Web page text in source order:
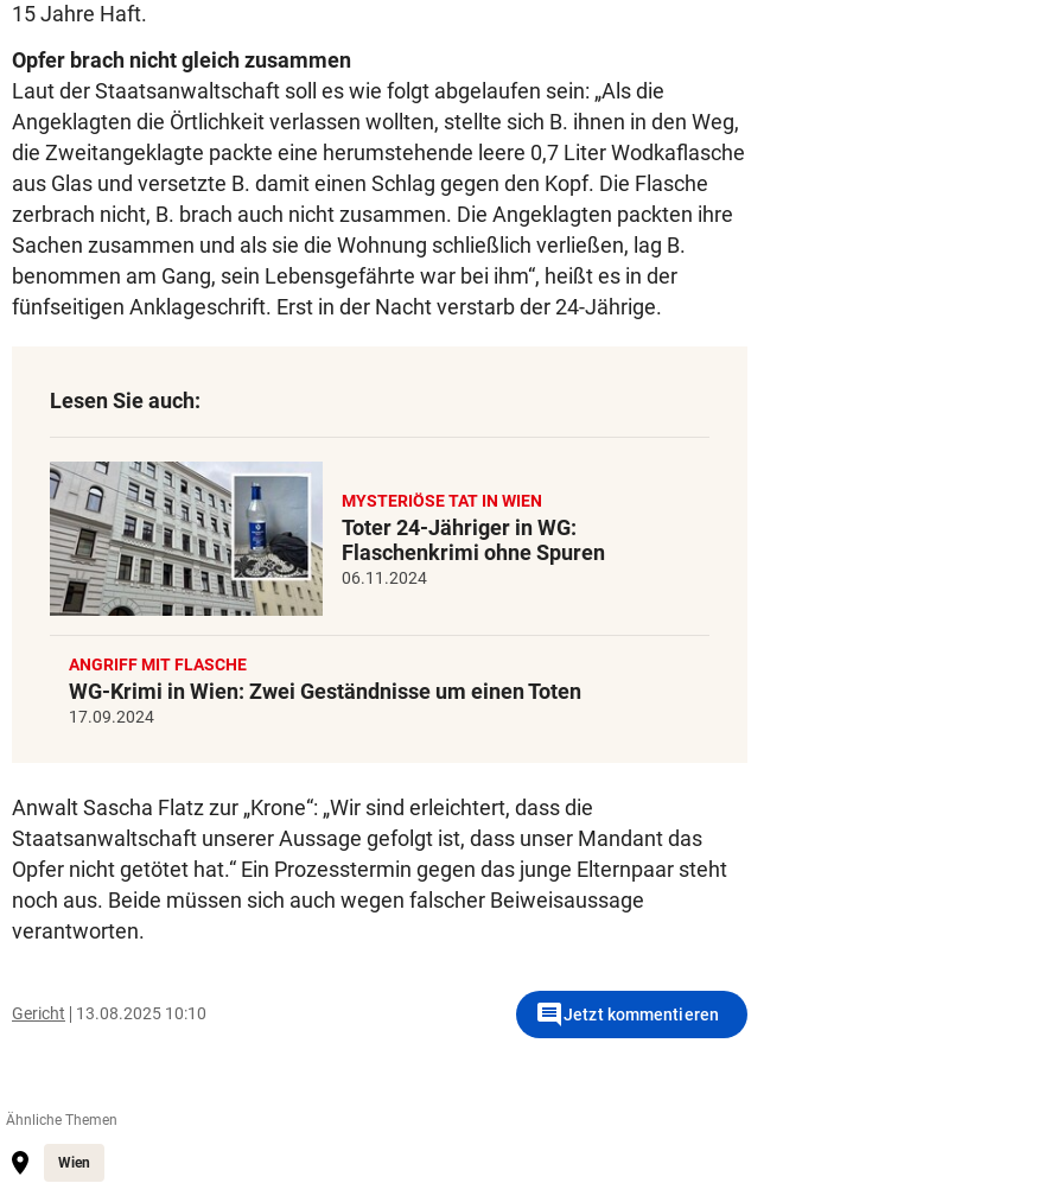
15 Jahre Haft.
Opfer brach nicht gleich zusammen
Laut der Staatsanwaltschaft soll es wie folgt abgelaufen sein: „Als die
Angeklagten die Örtlichkeit verlassen wollten, stellte sich B. ihnen in den Weg,
die Zweitangeklagte packte eine herumstehende leere 0,7 Liter Wodkaflasche
aus Glas und versetzte B. damit einen Schlag gegen den Kopf. Die Flasche
zerbrach nicht, B. brach auch nicht zusammen. Die Angeklagten packten ihre
Sachen zusammen und als sie die Wohnung schließlich verließen, lag B.
benommen am Gang, sein Lebensgefährte war bei ihm“, heißt es in der
fünfseitigen Anklageschrift. Erst in der Nacht verstarb der 24-Jährige.
Lesen Sie auch:
MYSTERIÖSE TAT IN WIEN
Toter 24-Jähriger in WG:
Flaschenkrimi ohne Spuren
06.11.2024
ANGRIFF MIT FLASCHE
WG-Krimi in Wien: Zwei Geständnisse um einen Toten
17.09.2024
Anwalt Sascha Flatz zur „Krone“: „Wir sind erleichtert, dass die
Staatsanwaltschaft unserer Aussage gefolgt ist, dass unser Mandant das
Opfer nicht getötet hat.“ Ein Prozesstermin gegen das junge Elternpaar steht
noch aus. Beide müssen sich auch wegen falscher Beiweisaussage
verantworten.
Gericht 13.08.2025 10:10 commentJetzt kommentieren
Ähnliche Themen
Wien